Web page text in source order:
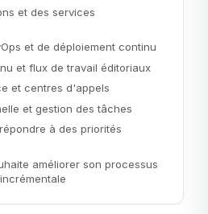
et des services
et de déploiement continu
et flux de travail éditoriaux
et centres d'appels
et gestion des tâches
à des priorités
améliorer son processus